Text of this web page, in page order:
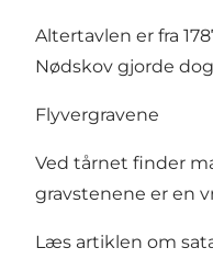
Altertavlen er fra
Nødskov gjorde
Flyvergravene
Ved tårnet finder
gravstenene er en
Læs artiklen om